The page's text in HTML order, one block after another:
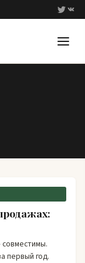
совместимы.
первый год.